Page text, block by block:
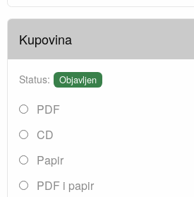
Kupovina
Status: Objavljen
PDF
CD
Papir
PDF i papir